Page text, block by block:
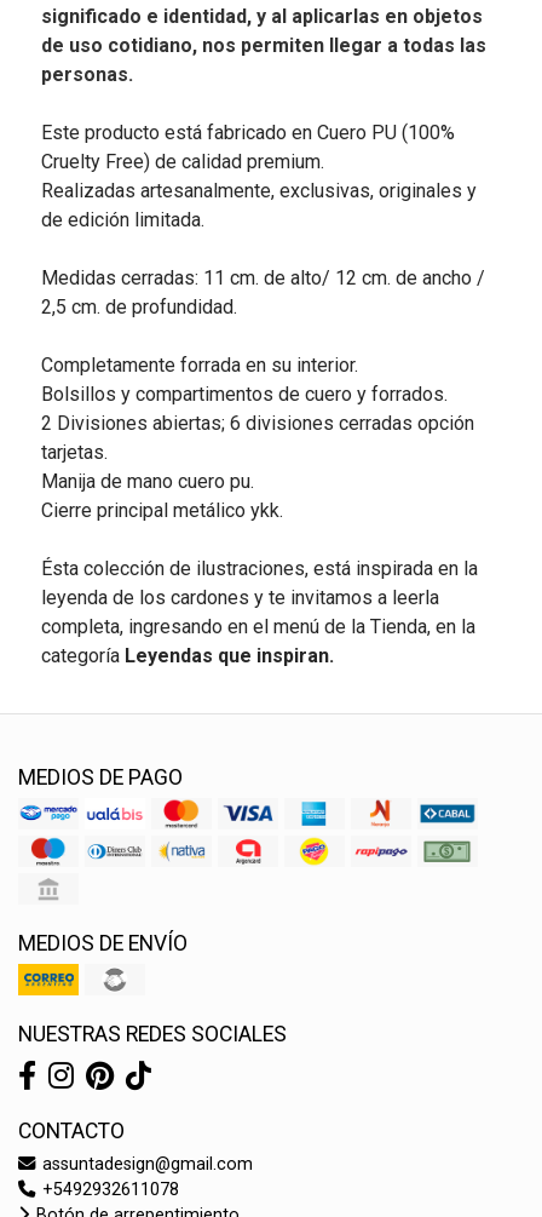
significado e identidad, y al aplicarlas en objetos
de uso cotidiano, nos permiten llegar a todas las
personas.
Este producto está fabricado en Cuero PU (100%
Cruelty Free) de calidad premium.
Realizadas artesanalmente, exclusivas, originales y
de edición limitada.
Medidas cerradas: 11 cm. de alto/ 12 cm. de ancho /
2,5 cm. de profundidad.
Completamente forrada en su interior.
Bolsillos y compartimentos de cuero y forrados.
2 Divisiones abiertas; 6 divisiones cerradas opción
tarjetas.
Manija de mano cuero pu.
Cierre principal metálico ykk.
Ésta colección de ilustraciones, está inspirada en la
leyenda de los cardones y te invitamos a leerla
completa, ingresando en el menú de la Tienda, en la
categoría Leyendas que inspiran.
MEDIOS DE PAGO
MEDIOS DE ENVÍO
NUESTRAS REDES SOCIALES
CONTACTO
assuntadesign@gmail.com
+5492932611078